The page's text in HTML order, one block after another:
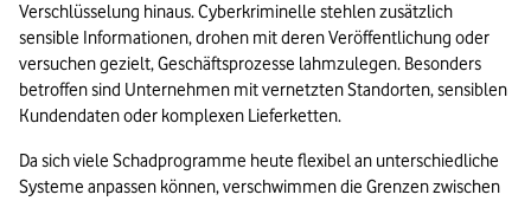
Verschlüsselung hinaus. Cyberkriminelle stehlen zusätzlich
sensible Informationen, drohen mit deren Veröffentlichung oder
versuchen gezielt, Geschäftsprozesse lahmzulegen. Besonders
betroffen sind Unternehmen mit vernetzten Standorten, sensiblen
Kundendaten oder komplexen Lieferketten.
Da sich viele Schadprogramme heute flexibel an unterschiedliche
Systeme anpassen können, verschwimmen die Grenzen zwischen